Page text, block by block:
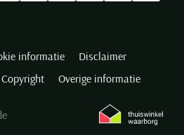
informatie
Disclaimer
Copyright Overige informatie